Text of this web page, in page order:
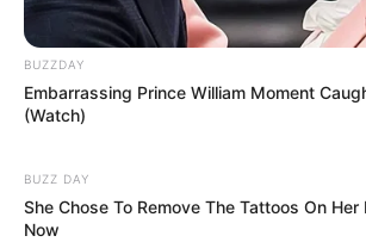
BUZZDAY
Embarrassing Prince William Moment
(Watch)
BUZZ DAY
She Chose To Remove The Tattoos On
Now